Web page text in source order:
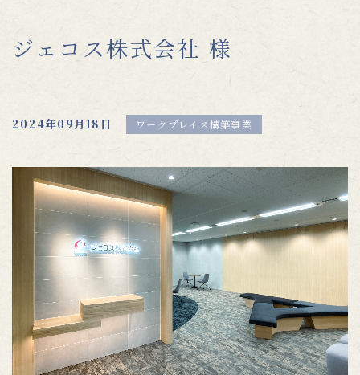
ジェコス株式会社 様
2024年09月18日 ワークプレイス構築事業